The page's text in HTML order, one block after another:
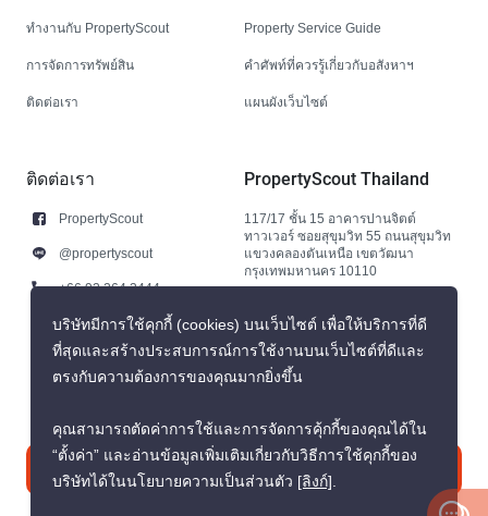
ทำงานกับ PropertyScout
การจัดการทรัพย์สิน
ติดต่อเรา
Property Service Guide
คำศัพท์ที่ควรรู้เกี่ยวกับอสังหาฯ
แผนผังเว็บไซต์
ติดต่อเรา
PropertyScout
@propertyscout
+66 92 264 3444
+66 92 264 3444
contact@propertyscout.co.th
PropertyScout Thailand
117/17 ชั้น 15 อาคารปานจิตต์
ทาวเวอร์ ซอยสุขุมวิท 55 ถนนสุขุมวิท
แขวงคลองตันเหนือ เขตวัฒนา
กรุงเทพมหานคร 10110
ติดต่อเรา
บริษัทมีการใช้คุกกี้ (cookies) บนเว็บไซต์ เพื่อให้บริการที่ดี
ที่สุดและสร้างประสบการณ์การใช้งานบนเว็บไซต์ที่ดีและ
ตรงกับความต้องการของคุณมากยิ่งขึ้น
คุณสามารถตัดค่าการใช้และการจัดการคุ้กกี้ของคุณได้ใน
“ตั้งค่า” และอ่านข้อมูลเพิ่มเติมเกี่ยวกับวิธีการใช้คุกกี้ของ
บริษัทได้ในนโยบายความเป็นส่วนตัว [ลิงก์].